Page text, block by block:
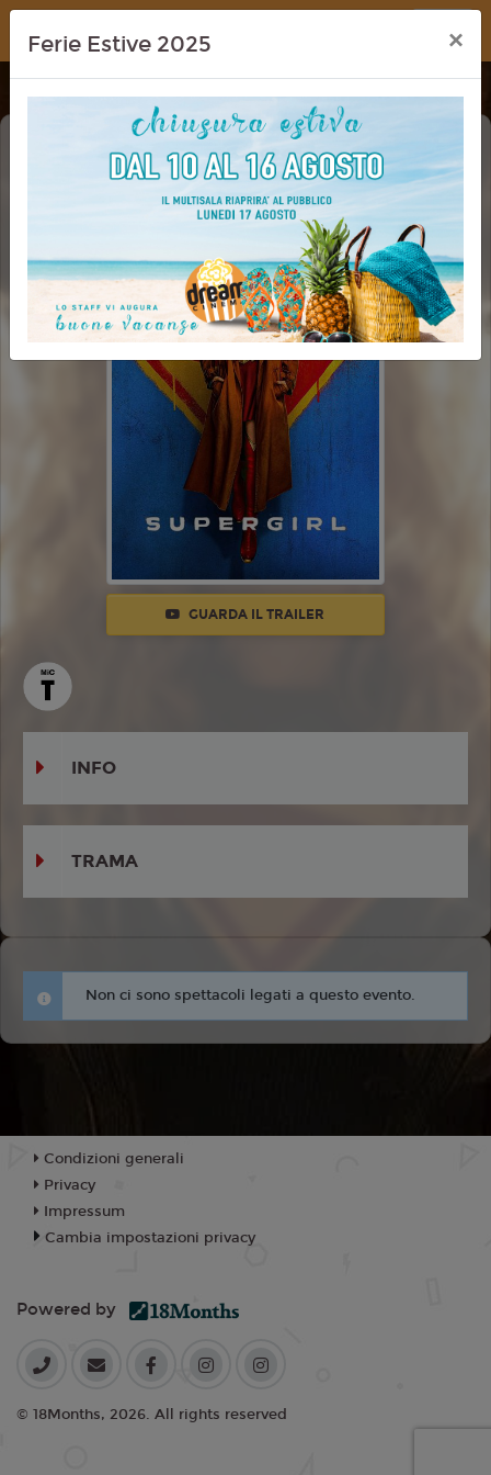
Dream Cinema
SUPERGIRL
GUARDA IL TRAILER
INFO
TRAMA
Non ci sono spettacoli legati a questo evento.
Ferie Estive 2025 ×
Condizioni generali
Privacy
Impressum
Cambia impostazioni privacy
Powered by
© 18Months, 2026. All rights reserved